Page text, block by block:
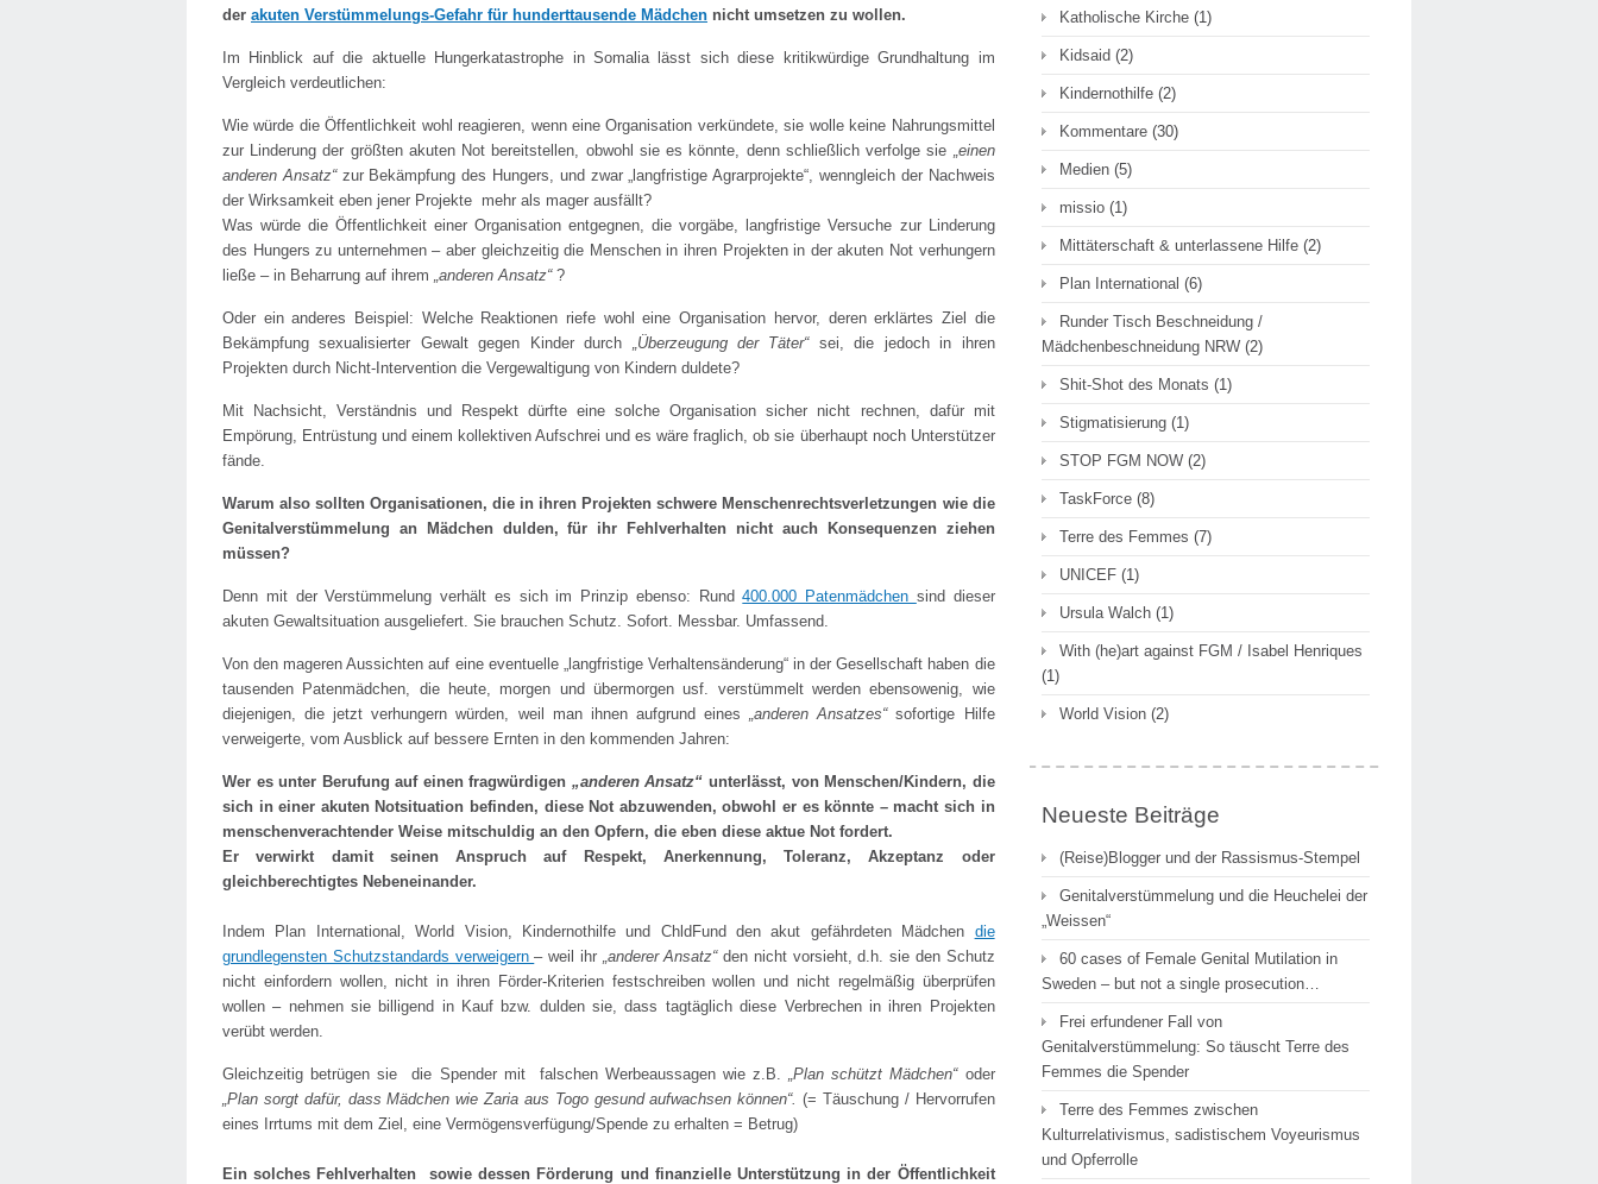
der akuten Verstümmelungs-Gefahr für hunderttausende Mädchen nicht umsetzen zu wollen.
Im Hinblick auf die aktuelle Hungerkatastrophe in Somalia lässt sich diese kritikwürdige Grundhaltung im
Vergleich verdeutlichen:
Wie würde die Öffentlichkeit wohl reagieren, wenn eine Organisation verkündete, sie wolle keine Nahrungsmittel
zur Linderung der größten akuten Not bereitstellen, obwohl sie es könnte, denn schließlich verfolge sie „einen
anderen Ansatz“ zur Bekämpfung des Hungers, und zwar „langfristige Agrarprojekte“, wenngleich der Nachweis
der Wirksamkeit eben jener Projekte mehr als mager ausfällt?
Was würde die Öffentlichkeit einer Organisation entgegnen, die vorgäbe, langfristige Versuche zur Linderung
des Hungers zu unternehmen – aber gleichzeitig die Menschen in ihren Projekten in der akuten Not verhungern
ließe – in Beharrung auf ihrem „anderen Ansatz“?
Oder ein anderes Beispiel: Welche Reaktionen riefe wohl eine Organisation hervor, deren erklärtes Ziel die
Bekämpfung sexualisierter Gewalt gegen Kinder durch „Überzeugung der Täter“sei, die jedoch in ihren
Projekten durch Nicht-Intervention die Vergewaltigung von Kindern duldete?
Mit Nachsicht, Verständnis und Respekt dürfte eine solche Organisation sicher nicht rechnen, dafür mit
Empörung, Entrüstung und einem kollektiven Aufschrei und es wäre fraglich, ob sie überhaupt noch Unterstützer
fände.
Warum also sollten Organisationen, die in ihren Projekten schwere Menschenrechtsverletzungen wie die
Genitalverstümmelung an Mädchen dulden, für ihr Fehlverhalten nicht auch Konsequenzen ziehen
müssen?
Denn mit der Verstümmelung verhält es sich im Prinzip ebenso: Rund400.000 Patenmädchen sind dieser
akuten Gewaltsituation ausgeliefert. Sie brauchen Schutz. Sofort. Messbar. Umfassend.
Von den mageren Aussichten auf eine eventuelle „langfristige Verhaltensänderung“ in der Gesellschaft haben die
tausenden Patenmädchen, die heute, morgen und übermorgen usf. verstümmelt werden ebensowenig, wie
diejenigen, die jetzt verhungern würden, weil man ihnen aufgrund eines „anderen Ansatzes“sofortige Hilfe
verweigerte, vom Ausblick auf bessere Ernten in den kommenden Jahren:
Wer es unter Berufung auf einen fragwürdigen „anderen Ansatz“ unterlässt, von Menschen/Kindern, die
sich in einer akuten Notsituation befinden, diese Not abzuwenden, obwohl er es könnte – macht sich in
menschenverachtender Weise mitschuldig an den Opfern, die eben diese aktue Not fordert.
Er verwirkt damit seinen Anspruch auf Respekt, Anerkennung, Toleranz, Akzeptanz oder
gleichberechtigtes Nebeneinander.
Indem Plan International, World Vision, Kindernothilfe und ChldFund den akut gefährdeten Mädchen die
grundlegensten Schutzstandards verweigern– weil ihr „anderer Ansatz“den nicht vorsieht, d.h. sie den Schutz
nicht einfordern wollen, nicht in ihren Förder-Kriterien festschreiben wollen und nicht regelmäßig überprüfen
wollen – nehmen sie billigend in Kauf bzw. dulden sie, dass tagtäglich diese Verbrechen in ihren Projekten
verübt werden.
Gleichzeitig betrügen sie die Spender mit falschen Werbeaussagen wie z.B.„Plan schützt Mädchen“ oder
„Plan sorgt dafür, dass Mädchen wie Zaria aus Togo gesund aufwachsen können“.(= Täuschung / Hervorrufen
eines Irrtums mit dem Ziel, eine Vermögensverfügung/Spende zu erhalten = Betrug)
Ein solches Fehlverhalten sowie dessen Förderung und finanzielle Unterstützung in der Öffentlichkeit
Katholische Kirche (1)
Kidsaid (2)
Kindernothilfe (2)
Kommentare (30)
Medien (5)
missio (1)
Mittäterschaft & unterlassene Hilfe (2)
Plan International (6)
Runder Tisch Beschneidung /
Mädchenbeschneidung NRW (2)
Shit-Shot des Monats (1)
Stigmatisierung (1)
STOP FGM NOW (2)
TaskForce (8)
Terre des Femmes (7)
UNICEF (1)
Ursula Walch (1)
With (he)art against FGM / Isabel Henriques
(1)
World Vision (2)
Neueste Beiträge
(Reise)Blogger und der Rassismus-Stempel
Genitalverstümmelung und die Heuchelei der
„Weissen“
60 cases of Female Genital Mutilation in
Sweden – but not a single prosecution…
Frei erfundener Fall von
Genitalverstümmelung: So täuscht Terre des
Femmes die Spender
Terre des Femmes zwischen
Kulturrelativismus, sadistischem Voyeurismus
und Opferrolle